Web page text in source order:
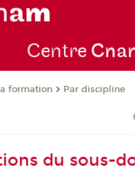
Centre
formation Par discipline
du sous-